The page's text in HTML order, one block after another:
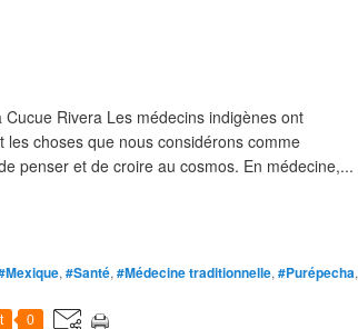
Rivera Les médecins indigènes ont
choses que nous considérons comme
penser et de croire au cosmos. En médecine,...
, #Santé, #Médecine traditionnelle, #Purépecha,
0